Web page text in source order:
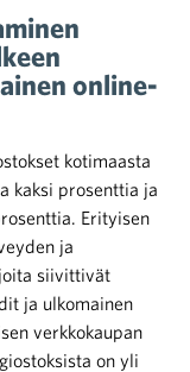
online-
kotimaasta
kaksi prosenttia ja
Erityisen
ja
siivittivät
ja ulkomainen
verkkokaupan
on yli